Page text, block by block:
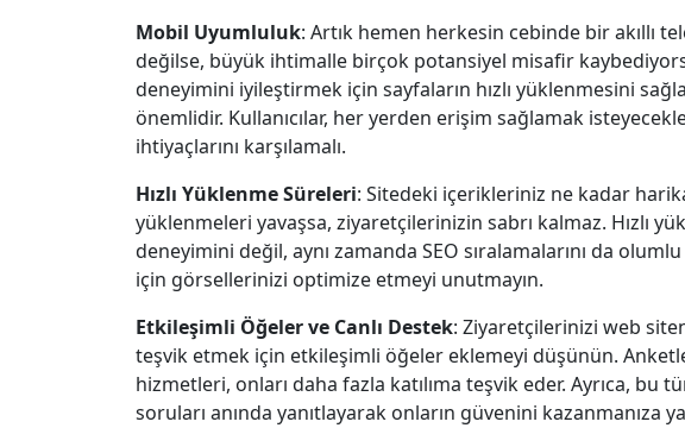
Mobil Uyumluluk: Artık hemen herkesin cebinde bir akıllı
değilse, büyük ihtimalle birçok potansiyel misafir
deneyimini iyileştirmek için sayfaların hızlı yüklenmesini
önemlidir. Kullanıcılar, her yerden erişim sağlamak
ihtiyaçlarını karşılamalı.
Hızlı Yüklenme Süreleri: Sitedeki içerikleriniz ne kadar
yüklenmeleri yavaşsa, ziyaretçilerinizin sabrı kalmaz. Hızlı
deneyimini değil, aynı zamanda SEO sıralamalarını da
için görsellerinizi optimize etmeyi unutmayın.
Etkileşimli Öğeler ve Canlı Destek: Ziyaretçilerinizi web
teşvik etmek için etkileşimli öğeler eklemeyi düşünün.
hizmetleri, onları daha fazla katılıma teşvik eder. Ayrıca, bu
soruları anında yanıtlayarak onların güvenini kazanmanıza